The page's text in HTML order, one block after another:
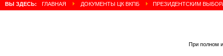
ВЫ ЗДЕСЬ: ГЛАВНАЯ ДОКУМЕНТЫ ЦК ВКПБ ПРЕЗИДЕНТСКИМ
При полном